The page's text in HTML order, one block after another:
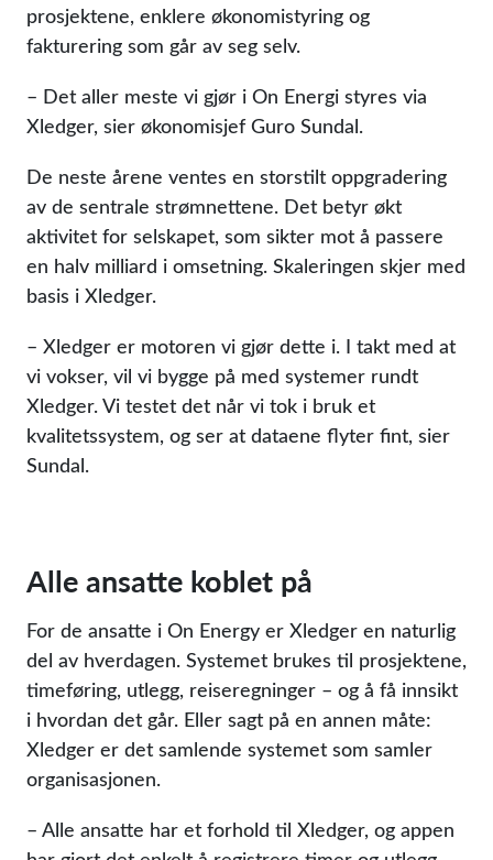
prosjektene, enklere økonomistyring og
fakturering som går av seg selv.
– Det aller meste vi gjør i On Energi styres via
Xledger, sier økonomisjef Guro Sundal.
De neste årene ventes en storstilt oppgradering
av de sentrale strømnettene. Det betyr økt
aktivitet for selskapet, som sikter mot å passere
en halv milliard i omsetning. Skaleringen skjer med
basis i Xledger.
– Xledger er motoren vi gjør dette i. I takt med at
vi vokser, vil vi bygge på med systemer rundt
Xledger. Vi testet det når vi tok i bruk et
kvalitetssystem, og ser at dataene flyter fint, sier
Sundal.
Alle ansatte koblet på
For de ansatte i On Energy er Xledger en naturlig
del av hverdagen. Systemet brukes til prosjektene,
timeføring, utlegg, reiseregninger – og å få innsikt
i hvordan det går. Eller sagt på en annen måte:
Xledger er det samlende systemet som samler
organisasjonen.
– Alle ansatte har et forhold til Xledger, og appen